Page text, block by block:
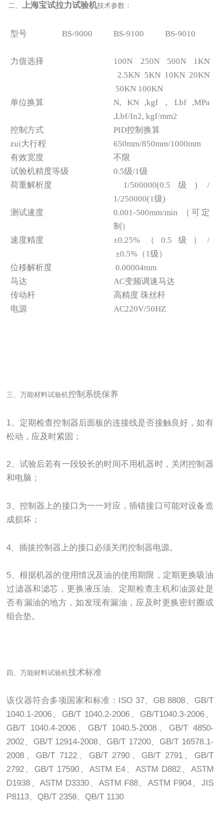
二、上海宝试拉力试验机技术参数：
型号 BS-9000 BS-9100 BS-9010
力值选择
100N 250N 500N 1KN
2.5KN 5KN 10KN 20KN
50KN 100KN
单位换算
N, KN ,kgf，Lbf ,MPa
,Lbf/In2, kgf/mm2
控制方式
PID控制换算
zui大行程
650mm/850mm/1000mm
有效宽度
不限
试验机精度等级
0.5级/1级
荷重解析度
1/500000(0.5级) /
1/250000(1级)
测试速度
0.001-500mm/min （可定
制）
速度精度
±0.25%（0.5级）/
±0.5%（1级）
位移解析度
0.00004mm
马达
AC变频调速马达
传动杆
高精度 珠丝杆
电源
AC220V/50HZ
三、万能材料试验机控制系统保养
1、定期检查控制器后面板的连接线是否接触良好，如有
松动，应及时紧固；
2、试验后若有一段较长的时间不用机器时，关闭控制器
和电脑；
3、控制器上的接口为一一对应，插错接口可能对设备造
成损坏；
4、插拔控制器上的接口必须关闭控制器电源。
5、根据机器的使用情况及油的使用期限，定期更换吸油
过滤器和滤芯，更换液压油、定期检查主机和油源处是
否有漏油的地方，如发现有漏油，应及时更换密封圈或
组合垫。
四、万能材料试验机技术标准
该仪器符合多项国家和标准：ISO 37、GB 8808、GB/T
1040.1-2006、GB/T 1040.2-2006、GB/T1040.3-2006、
GB/T 1040.4-2006、GB/T 1040.5-2008、GB/T 4850-
2002、GB/T 12914-2008、GB/T 17200、GB/T 16578.1-
2008、GB/T 7122、GB/T 2790、GB/T 2791、GB/T
2792、GB/T 17590、ASTM E4、ASTM D882、ASTM
D1938、ASTM D3330、ASTM F88、ASTM F904、JIS
P8113、QB/T 2358、QB/T 1130